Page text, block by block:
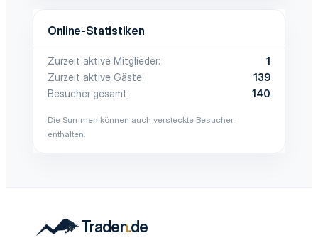
Online-Statistiken
Zurzeit aktive Mitglieder
1
Zurzeit aktive Gäste
139
Besucher gesamt
140
Die Summen können auch versteckte Besucher
enthalten.